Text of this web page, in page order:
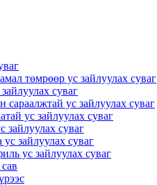
төмрөөр ус зайлуулах суваг
суваг
сараалжтай ус зайлуулах суваг
ус зайлуулах суваг
зайлуулах суваг
зайлуулах суваг
ус зайлуулах суваг